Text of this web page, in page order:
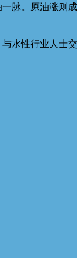
脉。原油涨则成
水性行业人士交